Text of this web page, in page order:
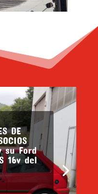
DE
su Ford
16v del